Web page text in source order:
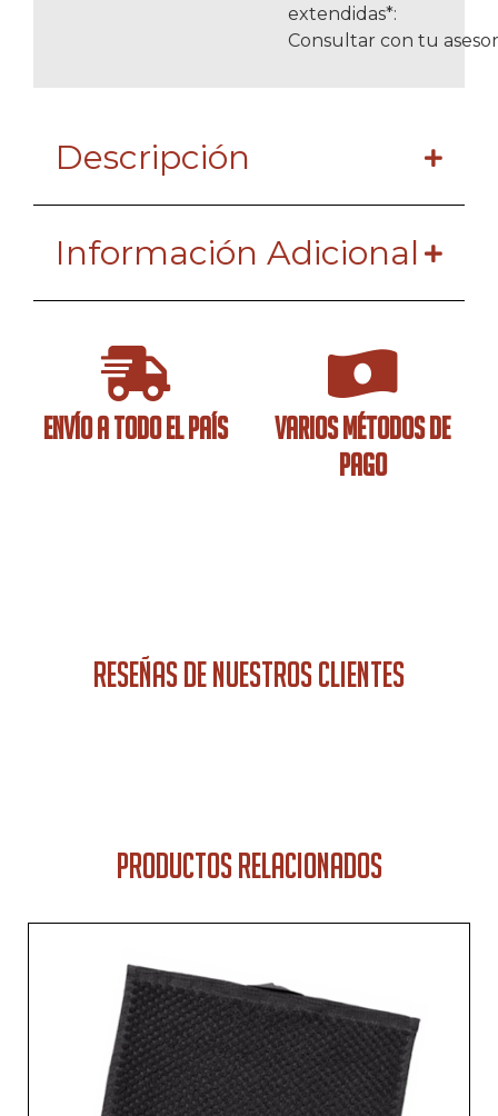
ENVÍO A TODO EL PAÍS
VARIOS MÉTODOS DE
PAGO
extendidas*:
Consultar con tu
Descripción
Información Adicional
RESEÑAS DE NUESTROS CLIENTES
PRODUCTOS RELACIONADOS